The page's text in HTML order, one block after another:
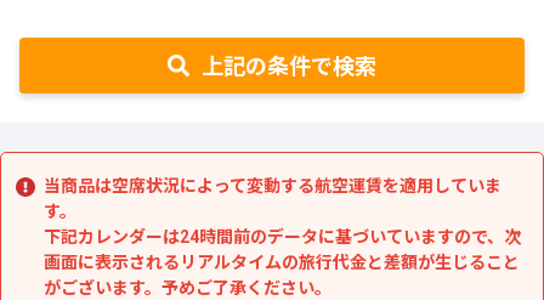
上記の条件で検索
当商品は空席状況によって変動する航空運賃を適用していま
す。
下記カレンダーは24時間前のデータに基づいていますので、次
画面に表示されるリアルタイムの旅行代金と差額が生じること
がございます。予めご了承ください。